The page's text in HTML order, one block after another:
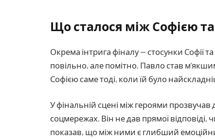
Що сталося між Софією
Окрема інтрига фіналу — стосунки Софії
повільно, але помітно. Павло став
Софією саме тоді, коли їй було
У фінальній сцені між героями
соцмережах. Він не дав прямої відповіді,
показав, що між ними є глибший